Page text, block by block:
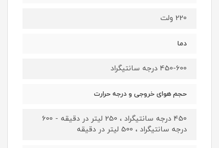
220 ولت
دما
450-600 درجه سانتیگراد
حجم هوای خروجی و درجه حرارت
450 درجه سانتیگراد ، 250 لیتر در دقیقه - 600
درجه سانتیگراد ، 500 لیتر در دقیقه